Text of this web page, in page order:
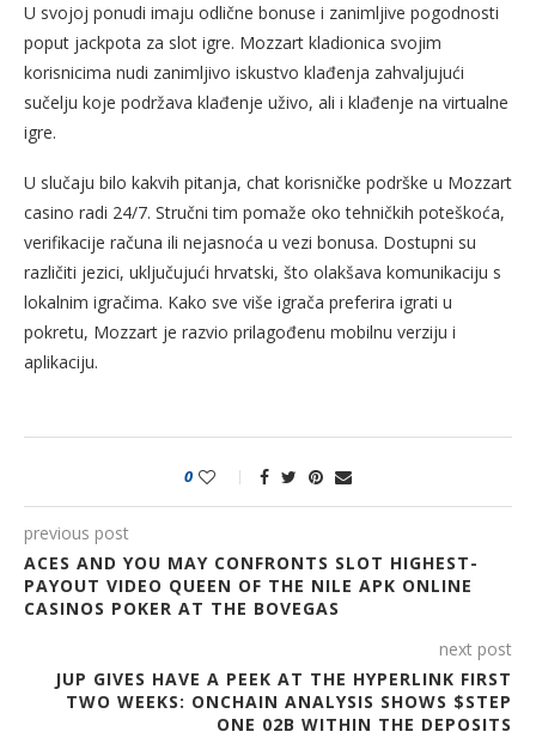
U svojoj ponudi imaju odlične bonuse i zanimljive pogodnosti
poput jackpota za slot igre. Mozzart kladionica svojim
korisnicima nudi zanimljivo iskustvo klađenja zahvaljujući
sučelju koje podržava klađenje uživo, ali i klađenje na virtualne
igre.
U slučaju bilo kakvih pitanja, chat korisničke podrške u Mozzart
casino radi 24/7. Stručni tim pomaže oko tehničkih poteškoća,
verifikacije računa ili nejasnoća u vezi bonusa. Dostupni su
različiti jezici, uključujući hrvatski, što olakšava komunikaciju s
lokalnim igračima. Kako sve više igrača preferira igrati u
pokretu, Mozzart je razvio prilagođenu mobilnu verziju i
aplikaciju.
0
previous post
ACES AND YOU MAY CONFRONTS SLOT HIGHEST-
PAYOUT VIDEO QUEEN OF THE NILE APK ONLINE
CASINOS POKER AT THE BOVEGAS
next post
JUP GIVES HAVE A PEEK AT THE HYPERLINK FIRST
TWO WEEKS: ONCHAIN ANALYSIS SHOWS $STEP
ONE 02B WITHIN THE DEPOSITS